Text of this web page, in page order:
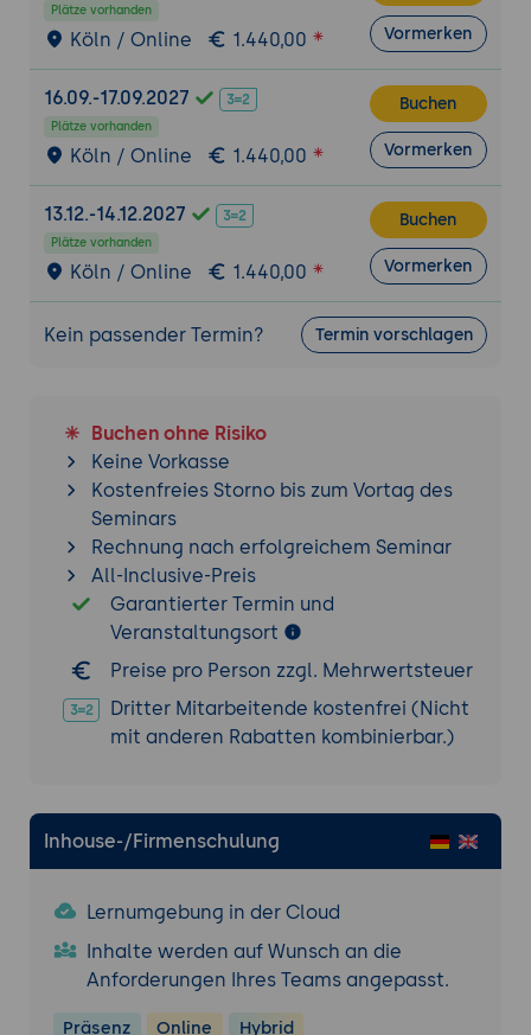
Plätze vorhanden
Köln / Online 1.440,00 Vormerken
16.09.-17.09.2027
Plätze vorhanden
Köln / Online 1.440,00
Buchen
Vormerken
13.12.-14.12.2027
Plätze vorhanden
Köln / Online 1.440,00
Buchen
Vormerken
Kein passender Termin? Termin vorschlagen
Buchen ohne Risiko
Keine Vorkasse
Kostenfreies Storno bis zum Vortag des
Seminars
Rechnung nach erfolgreichem Seminar
All-Inclusive-Preis
Garantierter Termin und
Veranstaltungsort
Preise pro Person zzgl. Mehrwertsteuer
Dritter Mitarbeitende kostenfrei (Nicht
mit anderen Rabatten kombinierbar.)
Inhouse-/Firmenschulung
Lernumgebung in der Cloud
Inhalte werden auf Wunsch an die
Anforderungen Ihres Teams angepasst.
Präsenz Online Hybrid